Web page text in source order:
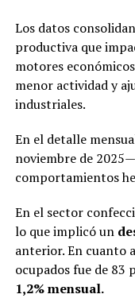
Los datos
productiva que
motores
menor actividad y
industriales.
En el detalle
noviembre de
comportamientos
En el sector
lo que implicó un
anterior. En cuanto
ocupados fue de 83
1,2% mensual.